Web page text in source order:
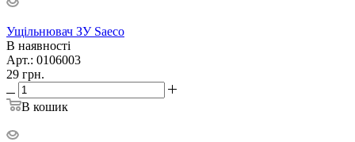
Ущільнювач ЗУ Saeco
В наявності
Арт.: 0106003
29 грн.
В кошик